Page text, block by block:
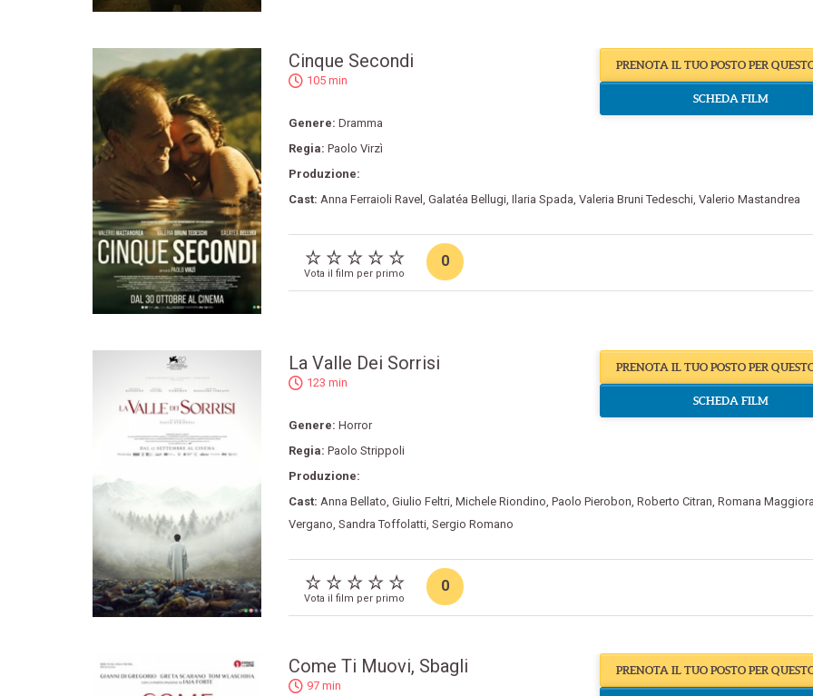
Cinque Secondi
105 min
Genere: Dramma
Regia: Paolo Virzì
Produzione:
Cast: Anna Ferraioli Ravel , Galatéa Bellugi, Ilaria Spada, Valeria Bruni Tedeschi, Valerio Mastandrea
PRENOTA IL TUO POSTO PER
SCHEDA FILM
Vota il film per primo
0
La Valle Dei Sorrisi
123 min
Genere: Horror
Regia: Paolo Strippoli
Produzione:
Cast: Anna Bellato, Giulio Feltri, Michele Riondino, Paolo Pierobon, Roberto Citran, Romana Maggiora
Vergano, Sandra Toffolatti, Sergio Romano
PRENOTA IL TUO POSTO PER
SCHEDA FILM
Vota il film per primo
0
Come Ti Muovi, Sbagli
97 min
PRENOTA IL TUO POSTO PER